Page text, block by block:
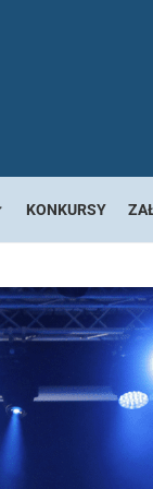
KONKURSY